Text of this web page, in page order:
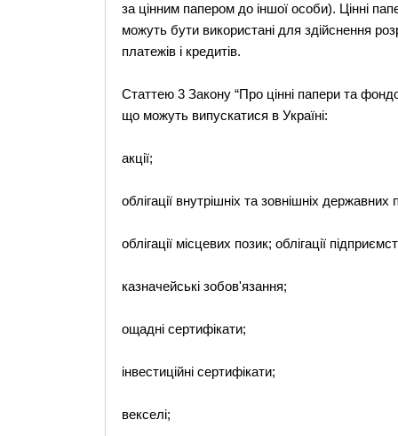
за цінним папером до іншої особи). Цінні
можуть бути використані для здійснення
платежів і кредитів.
Статтею 3 Закону “Про цінні папери та
що можуть випускатися в Україні:
акції;
облігації внутрішніх та зовнішніх державних
облігації місцевих позик; облігації
казначейські зобов'язання;
ощадні сертифікати;
інвестиційні сертифікати;
векселі;